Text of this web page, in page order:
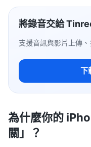
將錄音交給
支援音訊與影片上傳
下
為什麼你的
關」？